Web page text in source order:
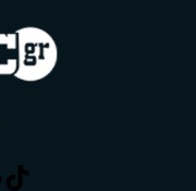
TikTok